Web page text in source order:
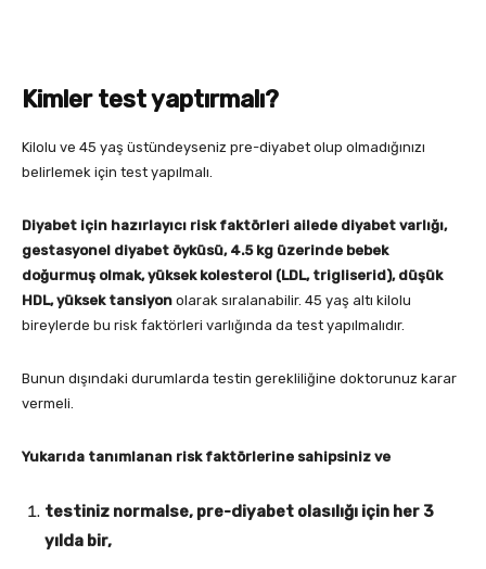
Kimler test yaptırmalı?
Kilolu ve 45 yaş üstündeyseniz pre-diyabet olup olmadığınızı
belirlemek için test yapılmalı.
Diyabet için hazırlayıcı risk faktörleri ailede diyabet varlığı,
gestasyonel diyabet öyküsü, 4.5 kg üzerinde bebek
doğurmuş olmak, yüksek kolesterol (LDL, trigliserid), düşük
HDL, yüksek tansiyon olarak sıralanabilir. 45 yaş altı kilolu
bireylerde bu risk faktörleri varlığında da test yapılmalıdır.
Bunun dışındaki durumlarda testin gerekliliğine doktorunuz karar
vermeli.
Yukarıda tanımlanan risk faktörlerine sahipsiniz ve
testiniz normalse, pre-diyabet olasılığı için her 3
yılda bir,